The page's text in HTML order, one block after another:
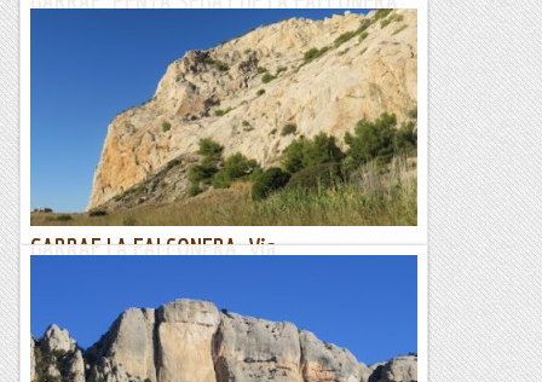
14/02/18. Avui és un dia diferent, l’Eduard (el meu nebot)
vol fer el bateig a la via llarga com diuen ara. Està fanàtic amb
les preses del Climbat i ja en vol més.Com...
GARRAF LA FALCONERA. Via
5/12/17. La Falconera és un bon refugi per a dies freds i
solejats com avui. Quedem amb el Josep per sortir i
enseguida coincidim amb la via “Empotraments”. La via...